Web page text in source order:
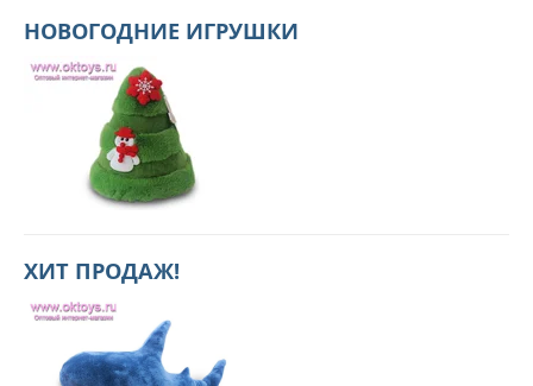
НОВОГОДНИЕ ИГРУШКИ
ХИТ ПРОДАЖ!